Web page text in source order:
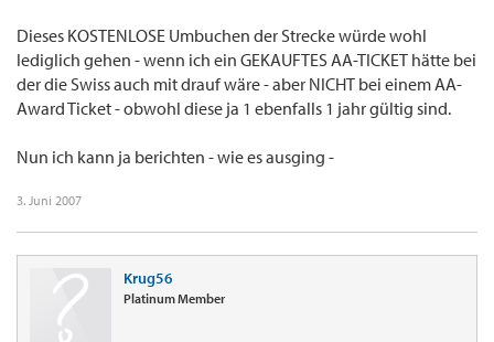
Dieses KOSTENLOSE Umbuchen der Strecke würde wohl
lediglich gehen - wenn ich ein GEKAUFTES AA-TICKET hätte bei
der die Swiss auch mit drauf wäre - aber NICHT bei einem AA-
Award Ticket - obwohl diese ja 1 ebenfalls 1 jahr gültig sind.
Nun ich kann ja berichten - wie es ausging -
3. Juni 2007
Krug56
Platinum Member